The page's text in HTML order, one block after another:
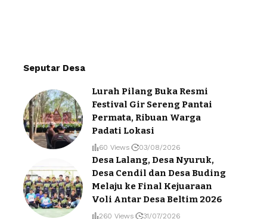
Seputar Desa
Lurah Pilang Buka Resmi
Festival Gir Sereng Pantai
Permata, Ribuan Warga
Padati Lokasi
60 Views 03/08/2026
Desa Lalang, Desa Nyuruk,
Desa Cendil dan Desa Buding
Melaju ke Final Kejuaraan
Voli Antar Desa Beltim 2026
260 Views 31/07/2026